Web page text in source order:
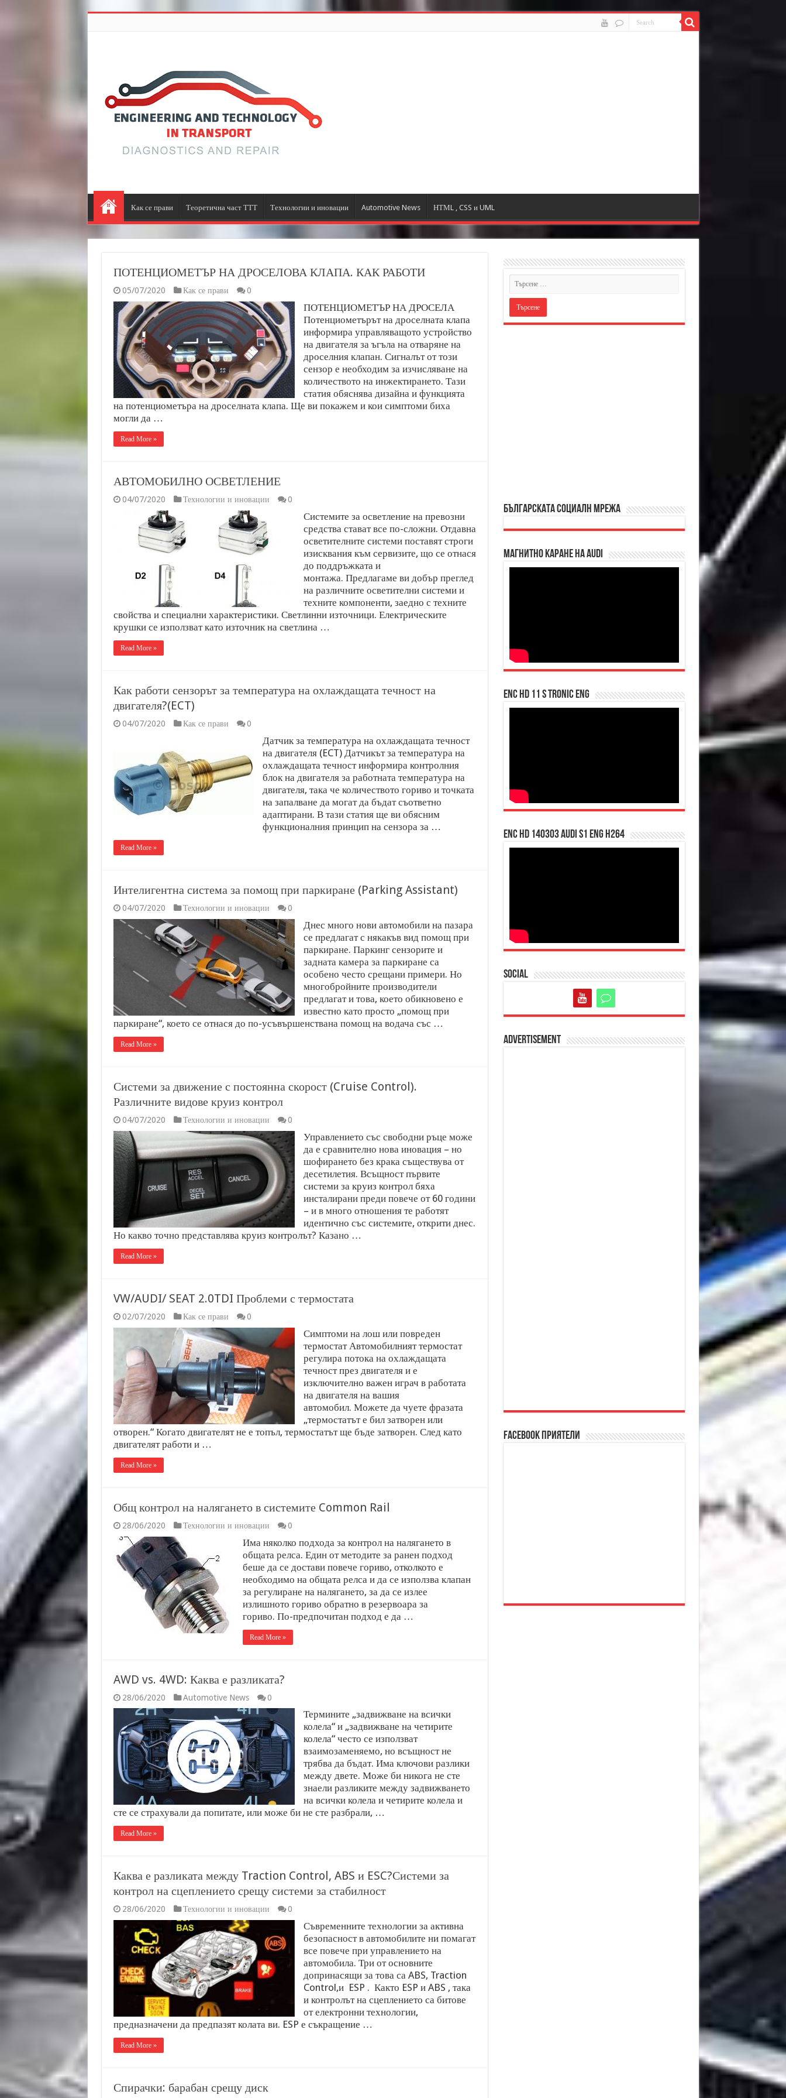
Как се прави Теоретична част ТТТ Технологии и иновации Automotive News НТМL , CSS и UML
ПОТЕНЦИОМЕТЪР НА ДРОСЕЛОВА КЛАПА. КАК РАБОТИ
05/07/2020 Как се прави 0
ПОТЕНЦИОМЕТЪР НА ДРОСЕЛА
Потенциометърът на дроселната клапа
информира управляващото устройство
на двигателя за ъгъла на отваряне на
дроселния клапан. Сигналът от този
сензор е необходим за изчисляване на
количеството на инжектирането. Тази
статия обяснява дизайна и функцията
на потенциометъра на дроселната клапа. Ще ви покажем и кои симптоми биха
могли да …
Read More »
АВТОМОБИЛНО ОСВЕТЛЕНИЕ
04/07/2020 Технологии и иновации 0
Системите за осветление на превозни
средства стават все по-сложни. Отдавна
осветителните системи поставят строги
изисквания към сервизите, що се отнася
до поддръжката и
монтажа. Предлагаме ви добър преглед
на различните осветителни системи и
техните компоненти, заедно с техните
свойства и специални характеристики. Светлинни източници. Електрическите
крушки се използват като източник на светлина …
Read More »
Как работи сензорът за температура на охлаждащата течност на
двигателя?(ECT)
04/07/2020 Как се прави 0
Датчик за температура на охлаждащата течност
на двигателя (ECT) Датчикът за температура на
охлаждащата течност информира контролния
блок на двигателя за работната температура на
двигателя, така че количеството гориво и точката
на запалване да могат да бъдат съответно
адаптирани. В тази статия ще ви обясним
функционалния принцип на сензора за …
Read More »
Интелигентна система за помощ при паркиране (Parking Assistant)
04/07/2020 Технологии и иновации 0
Днес много нови автомобили на пазара
се предлагат с някакъв вид помощ при
паркиране. Паркинг сензорите и
задната камера за паркиране са
особено често срещани примери. Но
многобройните производители
предлагат и това, което обикновено е
известно като просто „помощ при
паркиране“, което се отнася до по-усъвършенствана помощ на водача със …
Read More »
Системи за движение с постоянна скорост (Cruise Control).
Различните видове круиз контрол
04/07/2020 Технологии и иновации 0
Управлението със свободни ръце може
да е сравнително нова иновация – но
шофирането без крака съществува от
десетилетия. Всъщност първите
системи за круиз контрол бяха
инсталирани преди повече от 60 години
– и в много отношения те работят
идентично със системите, открити днес.
Но какво точно представлява круиз контролът? Казано …
Read More »
VW/AUDI/ SEAT 2.0TDI Проблеми с термостата
02/07/2020 Как се прави 0
Симптоми на лош или повреден
термостат Автомобилният термостат
регулира потока на охлаждащата
течност през двигателя и е
изключително важен играч в работата
на двигателя на вашия
автомобил. Можете да чуете фразата
„термостатът е бил затворен или
отворен.“ Когато двигателят не е топъл, термостатът ще бъде затворен. След като
двигателят работи и …
Read More »
Общ контрол на налягането в системите Common Rail
28/06/2020 Технологии и иновации 0
Има няколко подхода за контрол на налягането в
общата релса. Един от методите за ранен подход
беше да се достави повече гориво, отколкото е
необходимо на общата релса и да се използва клапан
за регулиране на налягането, за да се излее
излишното гориво обратно в резервоара за
гориво. По-предпочитан подход е да …
Read More »
AWD vs. 4WD: Каква е разликата?
28/06/2020 Automotive News 0
Термините „задвижване на всички
колела“ и „задвижване на четирите
колела“ често се използват
взаимозаменяемо, но всъщност не
трябва да бъдат. Има ключови разлики
между двете. Може би никога не сте
знаели разликите между задвижването
на всички колела и четирите колела и
сте се страхували да попитате, или може би не сте разбрали, …
Read More »
Каква е разликата между Traction Control, ABS и ESC?Системи за
контрол на сцеплението срещу системи за стабилност
28/06/2020 Технологии и иновации 0
Съвременните технологии за активна
безопасност в автомобилите ни помагат
все повече при управлението на
автомобила. Три от основните
допринасящи за това са ABS, Traction
Control,и ESP . Както ESP и ABS , така
и контролът на сцеплението са битове
от електронни технологии,
предназначени да предпазят колата ви. ESP е съкращение …
Read More »
Спирачки: барабан срещу диск
БЪЛГАРСКАТА СОЦИАЛН МРЕЖА
Магнитно каране на Audi
enc hd 11 S tronic ENG
enc hd 140303 Audi S1 ENG H264
Social
Advertisement
Facebook Приятели